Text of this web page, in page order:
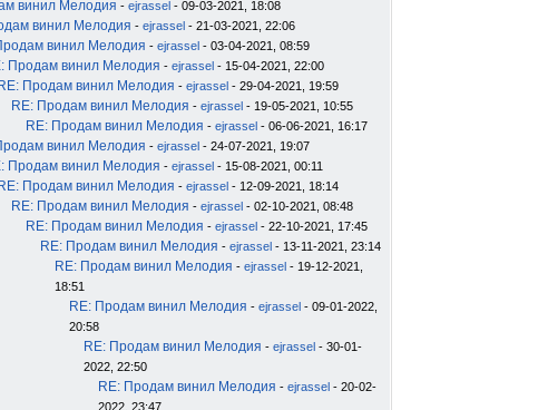
винил Мелодия - ejrassel - 09-03-2021, 18:08
винил Мелодия - ejrassel - 21-03-2021, 22:06
винил Мелодия - ejrassel - 03-04-2021, 08:59
Продам винил Мелодия - ejrassel - 15-04-2021, 22:00
RE: Продам винил Мелодия - ejrassel - 29-04-2021, 19:59
RE: Продам винил Мелодия - ejrassel - 19-05-2021, 10:55
RE: Продам винил Мелодия - ejrassel - 06-06-2021, 16:17
винил Мелодия - ejrassel - 24-07-2021, 19:07
Продам винил Мелодия - ejrassel - 15-08-2021, 00:11
RE: Продам винил Мелодия - ejrassel - 12-09-2021, 18:14
RE: Продам винил Мелодия - ejrassel - 02-10-2021, 08:48
RE: Продам винил Мелодия - ejrassel - 22-10-2021, 17:45
RE: Продам винил Мелодия - ejrassel - 13-11-2021, 23:14
RE: Продам винил Мелодия - ejrassel - 19-12-2021,
18:51
RE: Продам винил Мелодия - ejrassel - 09-01-2022,
20:58
RE: Продам винил Мелодия - ejrassel - 30-01-
2022, 22:50
RE: Продам винил Мелодия - ejrassel - 20-02-
2022, 23:47